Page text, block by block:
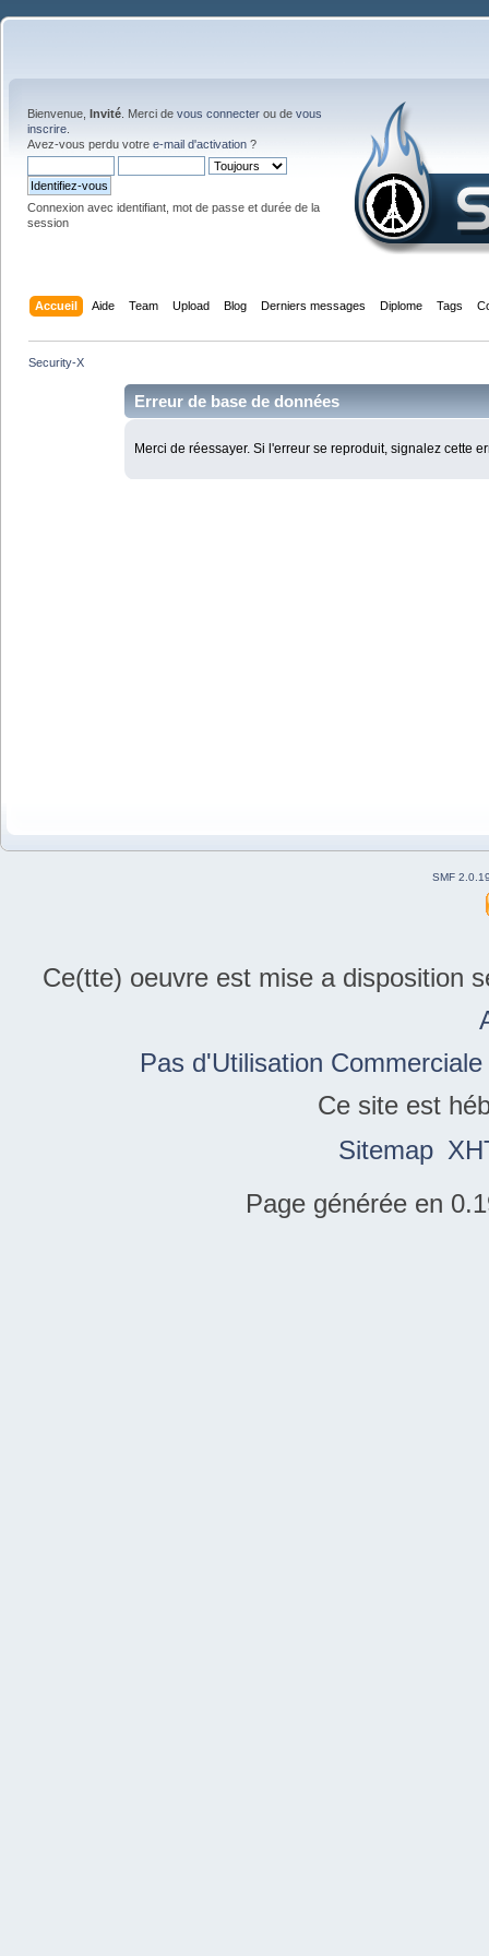
Bienvenue, Invité . Merci de vous connecter ou de vous
inscrire
Avez-vous perdu votre e-mail d'activation ?
Connexion avec identifiant, mot de passe et durée de la
session
Accueil Aide Team Upload Blog Derniers messages Diplome Tags
Security-X
Erreur de base de données
Merci de réessayer. Si l'erreur se reproduit, signalez cette
SMF
Ce(tte) oeuvre est mise a disposition
Pas d'Utilisation
Ce site est
Sitemap
Page générée en